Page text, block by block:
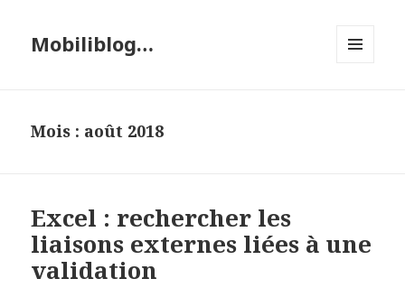
Mobiliblog…
Mois : août 2018
Excel : rechercher les
liaisons externes liées à une
validation